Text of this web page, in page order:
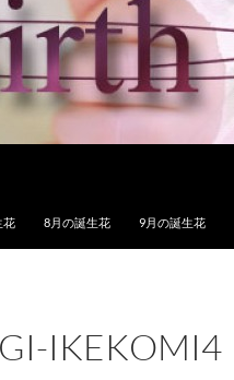
花 8月の誕生花 9月の誕生花
IKEKOMI4